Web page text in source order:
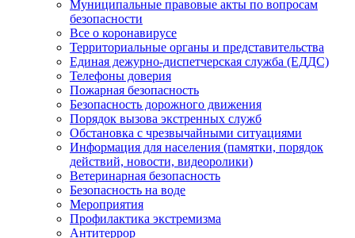
Муниципальные правовые акты по вопросам
безопасности
Все о коронавирусе
Территориальные органы и представительства
Единая дежурно-диспетчерская служба (ЕДДС)
Телефоны доверия
Пожарная безопасность
Безопасность дорожного движения
Порядок вызова экстренных служб
Обстановка с чрезвычайными ситуациями
Информация для населения (памятки, порядок
действий, новости, видеоролики)
Ветеринарная безопасность
Безопасность на воде
Мероприятия
Профилактика экстремизма
Антитеррор